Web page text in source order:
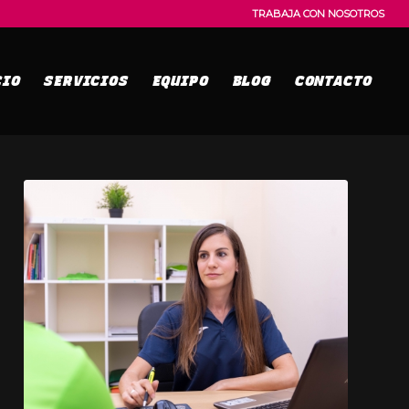
TRABAJA CON NOSOTROS
SERVICIOS EQUIPO BLOG CONTACTO